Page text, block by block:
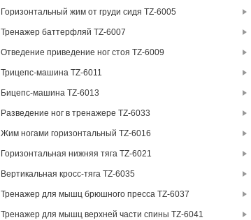
Горизонтальный жим от груди сидя TZ-6005
Тренажер баттерфляй TZ-6007
Отведение приведение ног стоя TZ-6009
Трицепс-машина TZ-6011
Бицепс-машина TZ-6013
Разведение ног в тренажере TZ-6033
Жим ногами горизонтальный TZ-6016
Горизонтальная нижняя тяга TZ-6021
Вертикальная кросс-тяга TZ-6035
Тренажер для мышц брюшного пресса TZ-6037
Тренажер для мышц верхней части спины TZ-6041